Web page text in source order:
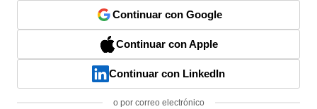
Continuar con Google
Continuar con Apple
Continuar con LinkedIn
o por correo electrónico